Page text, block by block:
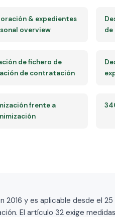
& expedientes
overview
de
de fichero de
de contratación
frente a
2016 y es aplicable desde el
El artículo 32 exige